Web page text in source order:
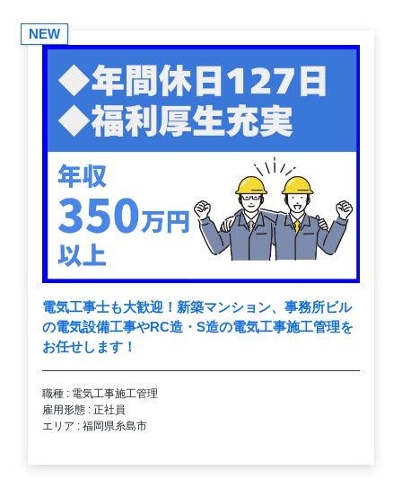
NEW
電気工事士も大歓迎！新築マンション、事務所ビル
の電気設備工事やRC造・S造の電気工事施工管理を
お任せします！
職種 : 電気工事施工管理
雇用形態 : 正社員
エリア : 福岡県糸島市